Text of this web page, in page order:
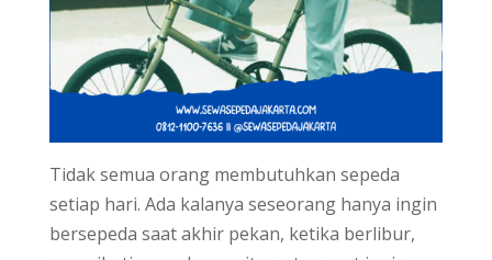
Tidak semua orang membutuhkan sepeda
setiap hari. Ada kalanya seseorang hanya ingin
bersepeda saat akhir pekan, ketika berlibur,